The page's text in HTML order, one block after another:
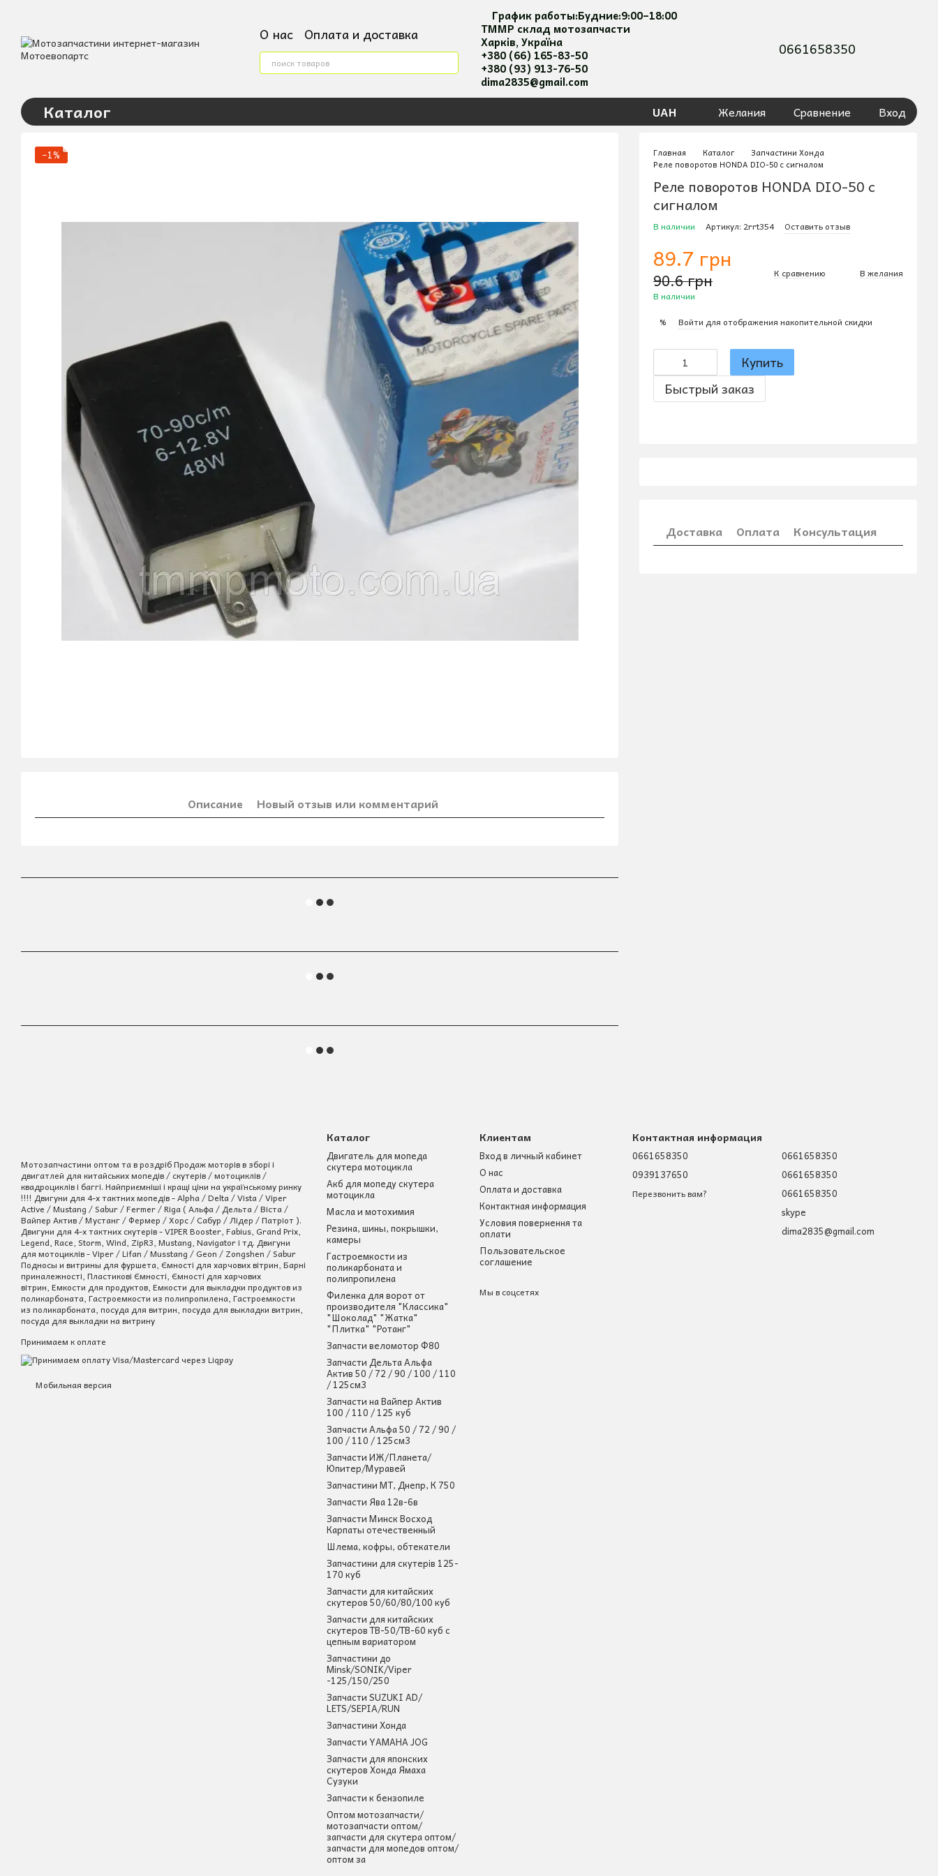
О нас Оплата и доставка
Контактная информация
Условия повернення та оплати
Пользовательское соглашение
График работы:Будние:9:00–18:00
ТММР склад мотозапчасти
Харків, Україна
+380 (66) 165-83-50
+380 (93) 913-76-50
dima2835@gmail.com
0661658350
Каталог UAH Желания Сравнение Вход
Главная Каталог
Запчастини Хонда
Реле поворотов HONDA DIO-50 с сигналом
Реле поворотов HONDA DIO-50 с
сигналом
В наличии Артикул: 2rrt354 Оставить отзыв
89.7 грн
90.6 грн
В наличии
К сравнению В желания
% Войти для отображения накопительной скидки
Купить
Быстрый заказ
Доставка Оплата Консультация
−1%
Описание Новый отзыв или комментарий
Мотозапчастини оптом та в роздріб Продаж моторів в зборі і
двигатлей для китайських мопедів / скутерів / мотоциклів /
квадроциклів і баггі. Найприємніші і кращі ціни на українському ринку
!!!! Двигуни для 4-х тактних мопедів - Alpha / Delta / Vista / Viper
Active / Mustang / Sabur / Fermer / Riga ( Альфа / Дельта / Віста /
Вайпер Актив / Мустанг / Фермер / Хорс / Сабур / Лідер / Патріот ).
Двигуни для 4-х тактних скутерів - VIPER Booster, Fabius, Grand Prix,
Legend, Race, Storm, Wind, ZipR3, Mustang, Navigator і тд. Двигуни
для мотоциклів - Viper / Lifan / Musstang / Geon / Zongshen / Sabur
Подносы и витрины для фуршета, Ємності для харчових вітрин, Барні
приналежності, Пластикові Ємності, Ємності для харчових
вітрин, Емкости для продуктов, Емкости для выкладки продуктов из
поликарбоната, Гастроемкости из полипропилена, Гастроемкости
из поликарбоната, посуда для витрин, посуда для выкладки витрин,
посуда для выкладки на витрину
Принимаем к оплате
Мобильная версия
Каталог
Двигатель для мопеда
скутера мотоцикла
Акб для мопеду скутера
мотоцикла
Масла и мотохимия
Резина, шины, покрышки,
камеры
Гастроемкости из
поликарбоната и
полипропилена
Филенка для ворот от
производителя "Классика"
"Шоколад" "Жатка"
"Плитка" "Ротанг"
Запчасти веломотор Ф80
Запчасти Дельта Альфа
Актив 50 / 72 / 90 / 100 / 110
/ 125см3
Запчасти на Вайпер Актив
100 / 110 / 125 куб
Запчасти Альфа 50 / 72 / 90 /
100 / 110 / 125см3
Запчасти ИЖ/Планета/
Юпитер/Муравей
Запчастини МТ, Днепр, К 750
Запчасти Ява 12в-6в
Запчасти Минск Восход
Карпаты отечественный
Шлема, кофры, обтекатели
Запчастини для скутерів 125-
170 куб
Запчасти для китайских
скутеров 50/60/80/100 куб
Запчасти для китайских
скутеров ТВ-50/ТВ-60 куб с
цепным вариатором
Запчастини до
Minsk/SONIK/Viper
-125/150/250
Запчасти SUZUKI AD/
LETS/SEPIA/RUN
Запчастини Хонда
Запчасти YAMAHA JOG
Запчасти для японских
скутеров Хонда Ямаха
Сузуки
Запчасти к бензопиле
Оптом мотозапчасти/
мотозапчасти оптом/
запчасти для скутера оптом/
запчасти для мопедов оптом/
оптом за
Клиентам
Вход в личный кабинет
О нас
Оплата и доставка
Контактная информация
Условия повернення та
оплати
Пользовательское
соглашение
Мы в соцсетях
Контактная информация
0661658350
0939137650
Перезвонить вам?
0661658350
0661658350
0661658350
skype
dima2835@gmail.com